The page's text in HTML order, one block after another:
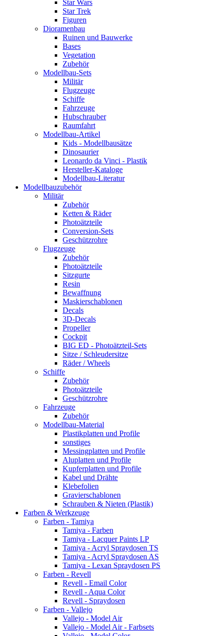
Star Wars
Star Trek
Figuren
Dioramenbau
Ruinen und Bauwerke
Bases
Vegetation
Zubehör
Modellbau-Sets
Militär
Flugzeuge
Schiffe
Fahrzeuge
Hubschrauber
Raumfahrt
Modellbau-Artikel
Kids - Modellbausätze
Dinosaurier
Leonardo da Vinci - Plastik
Hersteller-Kataloge
Modellbau-Literatur
Modellbauzubehör
Militär
Zubehör
Ketten & Räder
Photoätzteile
Conversion-Sets
Geschützrohre
Flugzeuge
Zubehör
Photoätzteile
Sitzgurte
Resin
Bewaffnung
Maskierschablonen
Decals
3D-Decals
Propeller
Cockpit
BIG ED - Photoätzteil-Sets
Sitze / Schleudersitze
Räder / Wheels
Schiffe
Zubehör
Photoätzteile
Geschützrohre
Fahrzeuge
Zubehör
Modellbau-Material
Plastikplatten und Profile
sonstiges
Messingplatten und Profile
Aluplatten und Profile
Kupferplatten und Profile
Kabel und Drähte
Klebefolien
Gravierschablonen
Schrauben & Nieten (Plastik)
Farben & Werkzeuge
Farben - Tamiya
Tamiya - Farben
Tamiya - Lacquer Paints LP
Tamiya - Acryl Spraydosen TS
Tamiya - Acryl Spraydosen AS
Tamiya - Lexan Spraydosen PS
Farben - Revell
Revell - Email Color
Revell - Aqua Color
Revell - Spraydosen
Farben - Vallejo
Vallejo - Model Air
Vallejo - Model Air - Farbsets